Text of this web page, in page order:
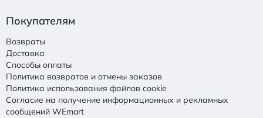
Покупателям
Возвраты
Доставка
Способы оплаты
Политика возвратов и отмены заказов
Политика использования файлов cookie
Согласие на получение информационных и рекламных
сообщений WEmart